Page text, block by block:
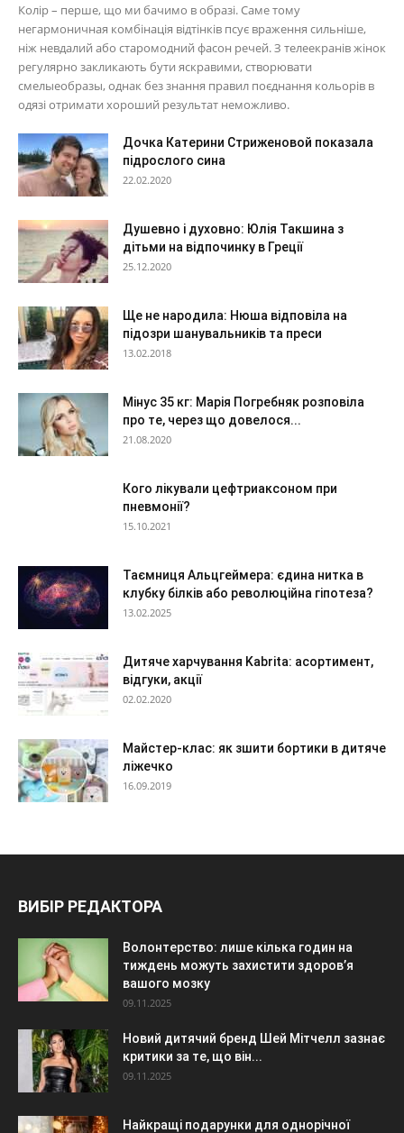
Колір – перше, що ми бачимо в образі. Саме тому
негармоничная комбінація відтінків псує враження сильніше,
ніж невдалий або старомодний фасон речей. З телеекранів жінок
регулярно закликають бути яскравими, створювати
смелыеобразы, однак без знання правил поєднання кольорів в
одязі отримати хороший результат неможливо.
Дочка Катерини Стриженовой показала
підрослого сина
22.02.2020
Душевно і духовно: Юлія Такшина з
дітьми на відпочинку в Греції
25.12.2020
Ще не народила: Нюша відповіла на
підозри шанувальників та преси
13.02.2018
Мінус 35 кг: Марія Погребняк розповіла
про те, через що довелося...
21.08.2020
Кого лікували цефтриаксоном при
пневмонії?
15.10.2021
Таємниця Альцгеймера: єдина нитка в
клубку білків або революційна гіпотеза?
13.02.2025
Дитяче харчування Kabrita: асортимент,
відгуки, акції
02.02.2020
Майстер-клас: як зшити бортики в дитяче
ліжечко
16.09.2019
ВИБІР РЕДАКТОРА
Волонтерство: лише кілька годин на
тиждень можуть захистити здоров’я
вашого мозку
09.11.2025
Новий дитячий бренд Шей Мітчелл зазнає
критики за те, що він...
09.11.2025
Найкращі подарунки для однорічної